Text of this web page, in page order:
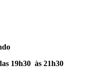
19h30 às 21h30